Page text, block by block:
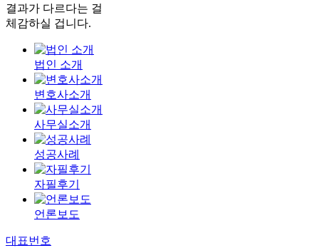
결과가 다르다는 걸
체감하실 겁니다.
법인 소개
변호사소개
사무실소개
성공사례
자필후기
언론보도
대표번호